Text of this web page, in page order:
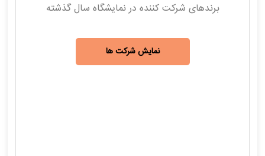
برندهای شرکت کننده در نمایشگاه سال گذشته
نمایش شرکت ها